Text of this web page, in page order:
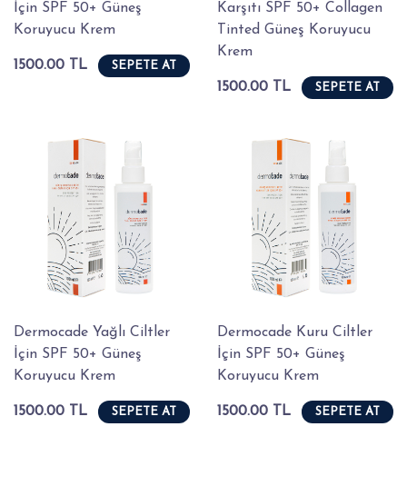
İçin SPF 50+ Güneş
Koruyucu Krem
1500.00 TL SEPETE AT
Karşıtı SPF 50+ Collagen
Tinted Güneş Koruyucu
Krem
1500.00 TL SEPETE AT
Dermocade Yağlı Ciltler
İçin SPF 50+ Güneş
Koruyucu Krem
1500.00 TL SEPETE AT
Dermocade Kuru Ciltler
İçin SPF 50+ Güneş
Koruyucu Krem
1500.00 TL SEPETE AT